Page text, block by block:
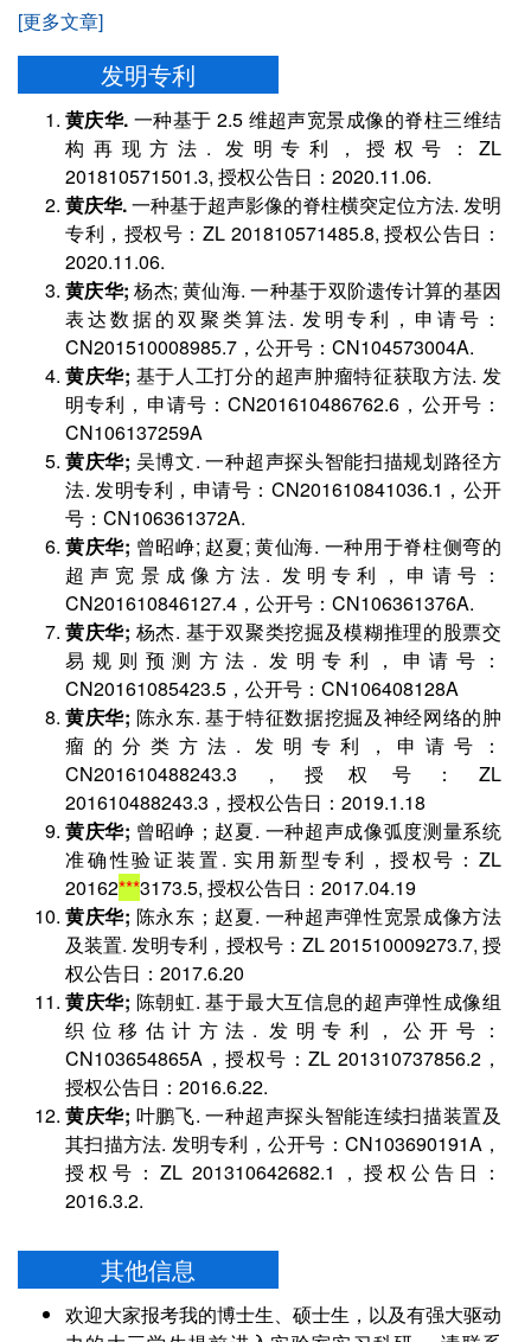
[更多文章]
发明专利
黄庆华. 一种基于 2.5 维超声宽景成像的脊柱三维结
构再现方法. 发明专利，授权号：ZL
201810571501.3, 授权公告日：2020.11.06.
黄庆华.一种基于超声影像的脊柱横突定位方法. 发明
专利，授权号：ZL 201810571485.8, 授权公告日：
2020.11.06.
黄庆华;杨杰; 黄仙海. 一种基于双阶遗传计算的基因
表达数据的双聚类算法. 发明专利，申请号：
CN201510008985.7，公开号：CN104573004A.
黄庆华; 基于人工打分的超声肿瘤特征获取方法. 发
明专利，申请号：CN201610486762.6，公开号：
CN106137259A
黄庆华; 吴博文. 一种超声探头智能扫描规划路径方
法. 发明专利，申请号：CN201610841036.1，公开
号：CN106361372A.
黄庆华; 曾昭峥; 赵夏; 黄仙海. 一种用于脊柱侧弯的
超声宽景成像方法. 发明专利，申请号：
CN201610846127.4，公开号：CN106361376A.
黄庆华; 杨杰. 基于双聚类挖掘及模糊推理的股票交
易规则预测方法. 发明专利，申请号：
CN20161085423.5，公开号：CN106408128A
黄庆华; 陈永东. 基于特征数据挖掘及神经网络的肿
瘤的分类方法. 发明专利，申请号：
CN201610488243.3，授权号：ZL
201610488243.3，授权公告日：2019.1.18
黄庆华; 曾昭峥；赵夏. 一种超声成像弧度测量系统
准确性验证装置. 实用新型专利，授权号：ZL
20162***3173.5, 授权公告日：2017.04.19
黄庆华; 陈永东；赵夏. 一种超声弹性宽景成像方法
及装置. 发明专利，授权号：ZL 201510009273.7, 授
权公告日：2017.6.20
黄庆华; 陈朝虹. 基于最大互信息的超声弹性成像组
织位移估计方法. 发明专利，公开号：
CN103654865A，授权号：ZL 201310737856.2，
授权公告日：2016.6.22.
黄庆华; 叶鹏飞. 一种超声探头智能连续扫描装置及
其扫描方法. 发明专利，公开号：CN103690191A，
授权号：ZL 201310642682.1，授权公告日：
2016.3.2.
其他信息
欢迎大家报考我的博士生、硕士生，以及有强大驱动